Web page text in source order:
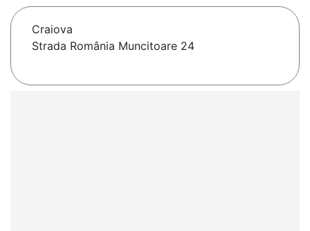
Craiova
Strada România Muncitoare 24